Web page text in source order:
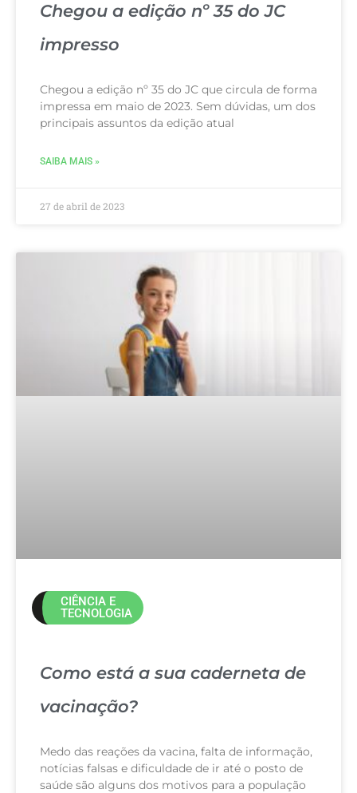
Chegou a edição nº 35 do JC
impresso
Chegou a edição nº 35 do JC que circula de forma
impressa em maio de 2023. Sem dúvidas, um dos
principais assuntos da edição atual
SAIBA MAIS »
27 de abril de 2023
CIÊNCIA E
TECNOLOGIA
Como está a sua caderneta de
vacinação?
Medo das reações da vacina, falta de informação,
notícias falsas e dificuldade de ir até o posto de
saúde são alguns dos motivos para a população